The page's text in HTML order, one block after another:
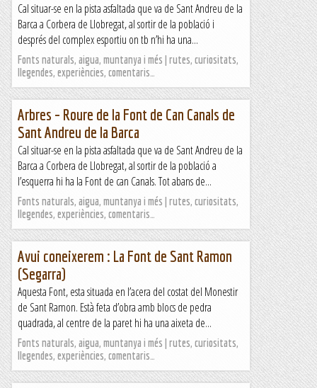
Cal situar-se en la pista asfaltada que va de Sant Andreu de la
Barca a Corbera de Llobregat, al sortir de la població i
després del complex esportiu on tb n’hi ha una...
Fonts naturals, aigua, muntanya i més | rutes, curiositats,
llegendes, experiències, comentaris…
Arbres – Roure de la Font de Can Canals de
Sant Andreu de la Barca
Cal situar-se en la pista asfaltada que va de Sant Andreu de la
Barca a Corbera de Llobregat, al sortir de la població a
l’esquerra hi ha la Font de can Canals. Tot abans de...
Fonts naturals, aigua, muntanya i més | rutes, curiositats,
llegendes, experiències, comentaris…
Avui coneixerem : La Font de Sant Ramon
(Segarra)
Aquesta Font, esta situada en l’acera del costat del Monestir
de Sant Ramon. Està feta d’obra amb blocs de pedra
quadrada, al centre de la paret hi ha una aixeta de...
Fonts naturals, aigua, muntanya i més | rutes, curiositats,
llegendes, experiències, comentaris…